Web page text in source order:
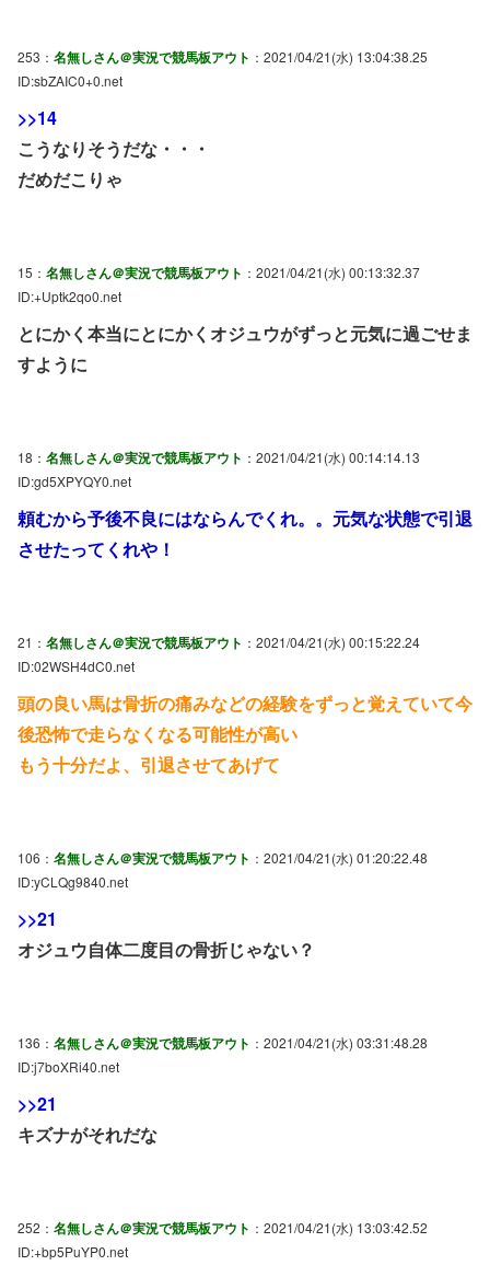
253： 名無しさん＠実況で競馬板アウト ：2021/04/21(水) 13:04:38.25
ID:sbZAIC0+0.net
>>14
こうなりそうだな・・・
だめだこりゃ
15： 名無しさん＠実況で競馬板アウト ：2021/04/21(水) 00:13:32.37
ID:+Uptk2qo0.net
とにかく本当にとにかくオジュウがずっと元気に過ごせま
すように
18： 名無しさん＠実況で競馬板アウト ：2021/04/21(水) 00:14:14.13
ID:gd5XPYQY0.net
頼むから予後不良にはならんでくれ。。元気な状態で引退
させたってくれや！
21： 名無しさん＠実況で競馬板アウト ：2021/04/21(水) 00:15:22.24
ID:02WSH4dC0.net
頭の良い馬は骨折の痛みなどの経験をずっと覚えていて今
後恐怖で走らなくなる可能性が高い
もう十分だよ、引退させてあげて
106： 名無しさん＠実況で競馬板アウト ：2021/04/21(水) 01:20:22.48
ID:yCLQg9840.net
>>21
オジュウ自体二度目の骨折じゃない？
136： 名無しさん＠実況で競馬板アウト ：2021/04/21(水) 03:31:48.28
ID:j7boXRi40.net
>>21
キズナがそれだな
252： 名無しさん＠実況で競馬板アウト ：2021/04/21(水) 13:03:42.52
ID:+bp5PuYP0.net